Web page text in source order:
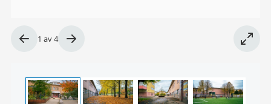
Bild
4
1 av4